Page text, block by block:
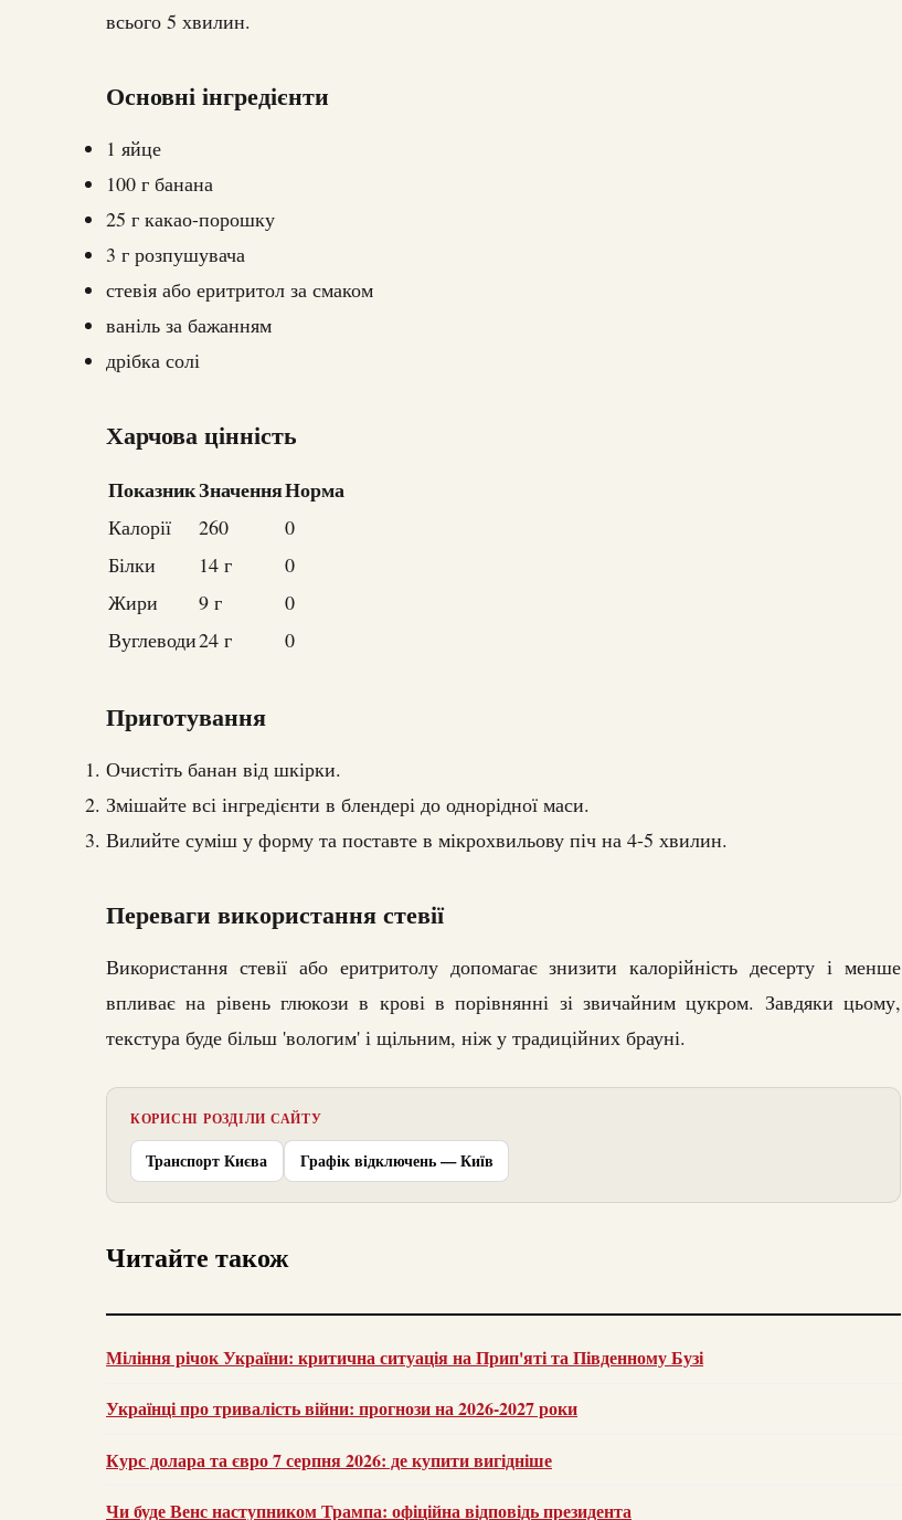
всього 5 хвилин.
Основні інгредієнти
1 яйце
100 г банана
25 г какао-порошку
3 г розпушувача
стевія або еритритол за смаком
ваніль за бажанням
дрібка солі
Харчова цінність
ПоказникЗначенняНорма
Калорії 260
0
Білки
14 г
0
Жири
9 г
0
Вуглеводи24 г 0
Приготування
Очистіть банан від шкірки.
Змішайте всі інгредієнти в блендері до однорідної маси.
Вилийте суміш у форму та поставте в мікрохвильову піч на 4-5 хвилин.
Переваги використання стевії
Використання стевії або еритритолу допомагає знизити калорійність десерту і менше
впливає на рівень глюкози в крові в порівнянні зі звичайним цукром. Завдяки цьому,
текстура буде більш 'вологим' і щільним, ніж у традиційних брауні.
КОРИСНІ РОЗДІЛИ САЙТУ
Транспорт Києва Графік відключень — Київ
Читайте також
Міління річок України: критична ситуація на Прип'яті та Південному Бузі
Українці про тривалість війни: прогнози на 2026-2027 роки
Курс долара та євро 7 серпня 2026: де купити вигідніше
Чи буде Венс наступником Трампа: офіційна відповідь президента